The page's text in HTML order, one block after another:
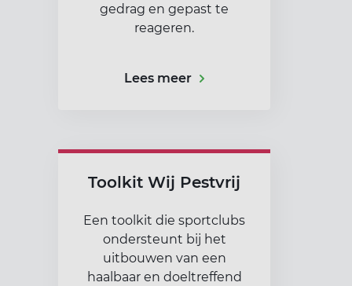
gedrag en gepast te
reageren.
Lees meer
Toolkit Wij Pestvrij
Een toolkit die sportclubs
ondersteunt bij het
uitbouwen van een
haalbaar en doeltreffend